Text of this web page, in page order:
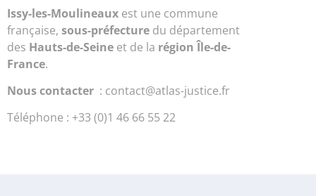
Issy-les-Moulineaux est une commune
française, sous-préfecture du département
des Hauts-de-Seine et de la région Île-de-
France.
Nous contacter : contact@atlas-justice.fr
Téléphone : +33 (0)1 46 66 55 22